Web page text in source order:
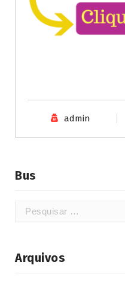
admin
Bus
Arquivos